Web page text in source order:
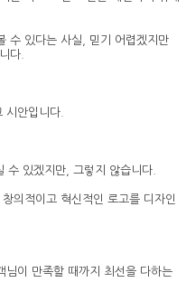
수 있다는 사실, 믿기 어렵겠지만
다.
안입니다.
수 있겠지만, 그렇지 않습니다.
의적이고 혁신적인 로고를 디자인
님이 만족할 때까지 최선을 다하는